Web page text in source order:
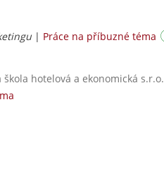
| Práce na příbuzné téma
hotelová a ekonomická s.r.o.